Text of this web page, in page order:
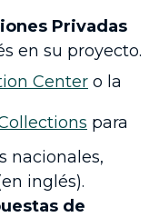
Privadas
en su proyecto.
Center o la
para
nacionales,
inglés).
de